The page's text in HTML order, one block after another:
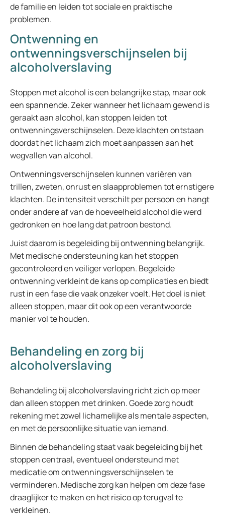
de familie en leiden tot sociale en praktische
problemen.
Ontwenning en
ontwenningsverschijnselen bij
alcoholverslaving
Stoppen met alcohol is een belangrijke stap, maar ook
een spannende. Zeker wanneer het lichaam gewend is
geraakt aan alcohol, kan stoppen leiden tot
ontwenningsverschijnselen. Deze klachten ontstaan
doordat het lichaam zich moet aanpassen aan het
wegvallen van alcohol.
Ontwenningsverschijnselen kunnen variëren van
trillen, zweten, onrust en slaapproblemen tot ernstigere
klachten. De intensiteit verschilt per persoon en hangt
onder andere af van de hoeveelheid alcohol die werd
gedronken en hoe lang dat patroon bestond.
Juist daarom is begeleiding bij ontwenning belangrijk.
Met medische ondersteuning kan het stoppen
gecontroleerd en veiliger verlopen. Begeleide
ontwenning verkleint de kans op complicaties en biedt
rust in een fase die vaak onzeker voelt. Het doel is niet
alleen stoppen, maar dit ook op een verantwoorde
manier vol te houden.
Behandeling en zorg bij
alcoholverslaving
Behandeling bij alcoholverslaving richt zich op meer
dan alleen stoppen met drinken. Goede zorg houdt
rekening met zowel lichamelijke als mentale aspecten,
en met de persoonlijke situatie van iemand.
Binnen de behandeling staat vaak begeleiding bij het
stoppen centraal, eventueel ondersteund met
medicatie om ontwenningsverschijnselen te
verminderen. Medische zorg kan helpen om deze fase
draaglijker te maken en het risico op terugval te
verkleinen.